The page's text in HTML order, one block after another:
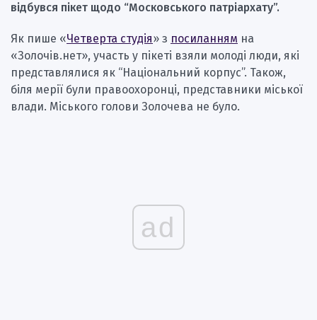
відбувся пікет щодо “Московського патріархату”.
Як пише «Четверта студія» з посиланням на
«Золочів.нет», участь у пікеті взяли молоді люди, які
представлялися як “Національний корпус”. Також,
біля мерії були правоохоронці, представники міської
влади. Міського голови Золочева не було.
ad